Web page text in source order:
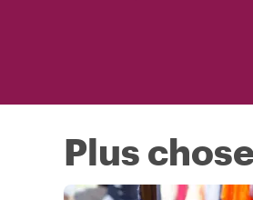
Plus